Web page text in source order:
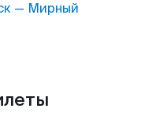
— Мирный